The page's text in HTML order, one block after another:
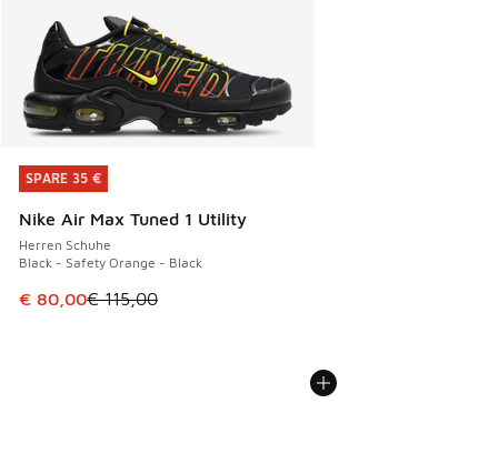
SPARE 35 €
Nike Air Max Tuned 1 Utility
Herren Schuhe
Black - Safety Orange - Black
Dieser Artikel ist im Sale. Der Preis ist von € 115,00 auf €
€ 80,00€ 115,00
SPARE 35 €